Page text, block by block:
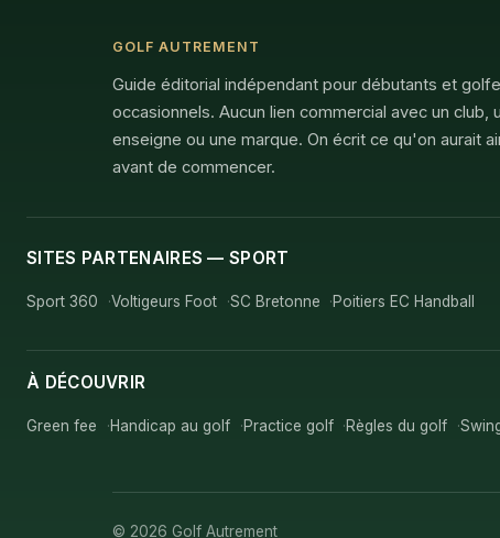
GOLF AUTREMENT
Guide éditorial indépendant pour débutants et
occasionnels. Aucun lien commercial avec un club,
enseigne ou une marque. On écrit ce qu'on aurait
avant de commencer.
SITES PARTENAIRES — SPORT
Sport 360 Voltigeurs Foot SC Bretonne Poitiers EC Handball
À DÉCOUVRIR
Green fee Handicap au golf Practice golf Règles du golf
© 2026 Golf Autrement